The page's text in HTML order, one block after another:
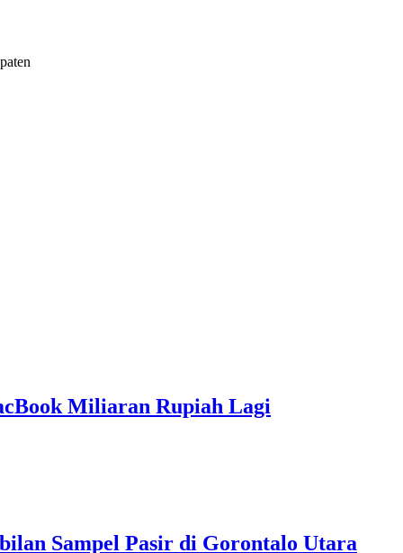
Miliaran Rupiah Lagi
Sampel Pasir di Gorontalo Utara